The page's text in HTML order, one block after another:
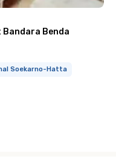
Benda
Soekarno-Hatta